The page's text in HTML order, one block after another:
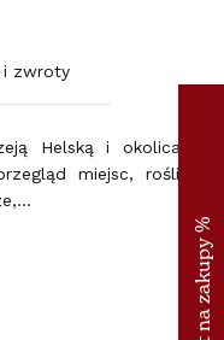
i zwroty
Helską i okolicami.
miejsc, roślin i